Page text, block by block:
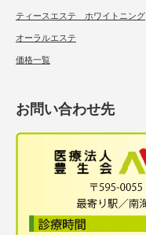
ティースエステ ホワイトニング
オーラルエステ
価格一覧
お問い合わせ先